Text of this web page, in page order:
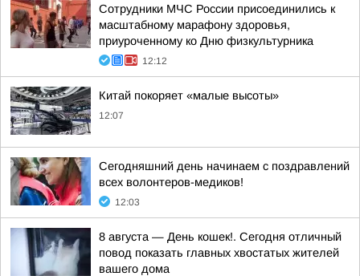
Сотрудники МЧС России присоединились к
масштабному марафону здоровья,
приуроченному ко Дню физкультурника
12:12
Китай покоряет «малые высоты»
12:07
Сегодняшний день начинаем с поздравлений
всех волонтеров-медиков!
12:03
8 августа — День кошек!. Сегодня отличный
повод показать главных хвостатых жителей
вашего дома